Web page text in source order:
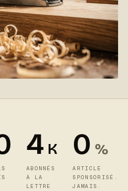
4 K
ABONNÉS
À LA
LETTRE
0 %
ARTICLE
SPONSORISÉ.
JAMAIS.